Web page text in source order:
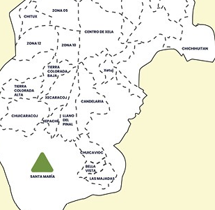
intensidad de la misma cosa
que provocará diversas opiniones;
una diferente intensidad de la misma cosa...
enfermedad que, día con día, deteriora su
diciendo: el Estado e
una enfermedad que, día con día,
venimos diciendo: el Estado e...